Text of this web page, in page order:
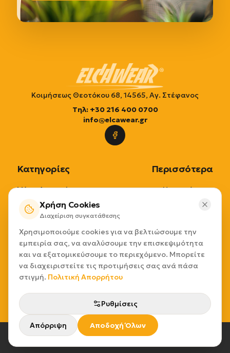
Κοιμήσεως Θεοτόκου 68, 14565, Αγ. Στέφανος
Τηλ: +30 216 400 0700
info@elcawear.gr
Κατηγορίες
Μέσα Ατομικής
Προστασίας
Μέσα Διαχείρισης
Προϊόντων
Εξοπλισμοί
Καθαριότητας
Επιλογή ανά εφαρμογή
Περισσότερα
Η εταιρία μας
Επικοινωνία
Τρόποι Πληρωμής
Τρόποι Αποστολής
Επιστροφές
© Elcawear A.E - Powered by Coordi
Χρήση Cookies
Διαχείριση συγκατάθεσης
Χρησιμοποιούμε cookies για να βελτιώσουμε την
εμπειρία σας, να αναλύσουμε την επισκεψιμότητα
και να εξατομικεύσουμε το περιεχόμενο. Μπορείτε
να διαχειριστείτε τις προτιμήσεις σας ανά πάσα
στιγμή. Πολιτική Απορρήτου
Ρυθμίσεις
Απόρριψη Αποδοχή Όλων